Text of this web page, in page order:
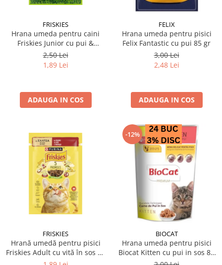
FRISKIES
Hrana umeda pentru caini
Friskies Junior cu pui &
mazare 85 gr
2,50 Lei
1,89 Lei
ADAUGA IN COS
FELIX
Hrana umeda pentru pisici
Felix Fantastic cu pui 85 gr
3,00 Lei
2,48 Lei
ADAUGA IN COS
FRISKIES
Hrană umedă pentru pisici
Friskies Adult cu vită în sos 85
gr
-12%
BIOCAT
Hrana umeda pentru pisici
Biocat Kitten cu pui in sos 85
gr